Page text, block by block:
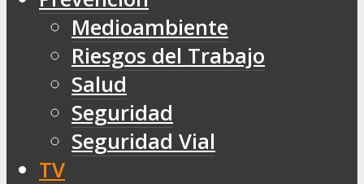
Medioambiente
Riesgos del Trabajo
Salud
Seguridad
Seguridad Vial
TV